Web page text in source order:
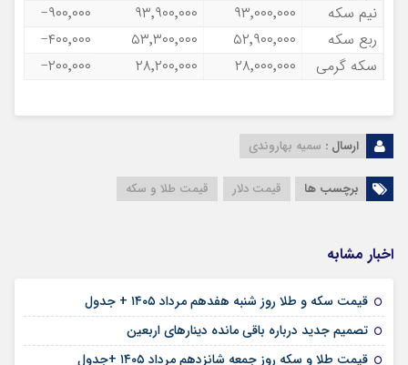
نیم سکه ۹۳٬۰۰۰٬۰۰۰ ۹۳٬۹۰۰٬۰۰۰
۹۰۰٬۰۰۰−
ربع سکه
۵۲٬۹۰۰٬۰۰۰ ۵۳٬۳۰۰٬۰۰۰
۴۰۰٬۰۰۰−
سکه گرمی
۲۸٬۰۰۰٬۰۰۰ ۲۸٬۲۰۰٬۰۰۰ ۲۰۰٬۰۰۰−
ارسال : سمیه بهاروندی
برچسب ها قیمت دلار قیمت طلا و سکه
اخبار مشابه
قیمت سکه و طلا روز شنبه هفدهم مرداد ۱۴۰۵ + جدول
تصمیم جدید درباره باقی مانده دینارهای اربعین
قیمت طلا و سکه روز جمعه شانزدهم مرداد ۱۴۰۵ +جدول